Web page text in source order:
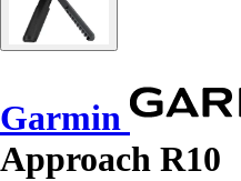
Garmin
Approach R10